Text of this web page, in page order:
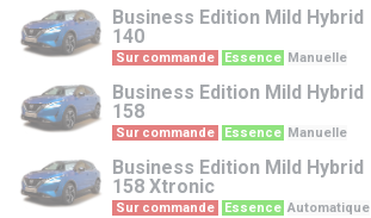
Business Edition Mild Hybrid
140
Sur commande Essence Manuelle
Business Edition Mild Hybrid
158
Sur commande Essence Manuelle
Business Edition Mild Hybrid
158 Xtronic
Sur commande Essence Automatique